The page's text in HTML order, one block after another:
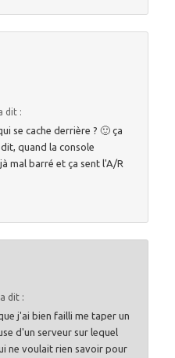
dit :
se cache derrière ? 🙂 ça
quand la console
mal barré et ça sent l'A/R
a dit :
j'ai bien failli me taper un
d'un serveur sur lequel
ne voulait rien savoir pour